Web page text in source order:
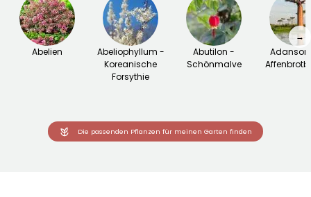
Abelien
Abeliophyllum -
Koreanische
Forsythie
Abutilon -
Schönmalve
→
Die passenden Pflanzen für meinen Garten finden